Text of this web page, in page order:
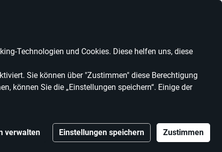
Technologien und Cookies. Diese helfen uns, diese
Sie können über "Zustimmen" diese Berechtigung
können Sie die „Einstellungen speichern“. Einige der
verwalten Einstellungen speichern Zustimmen
% - Krüger Madl - 312270-000-0002